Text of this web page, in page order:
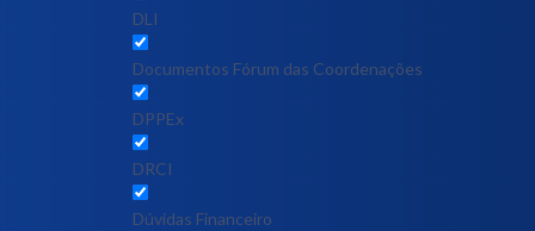
DLI
Documentos Fórum das Coordenações
DPPEx
DRCI
Dúvidas Financeiro